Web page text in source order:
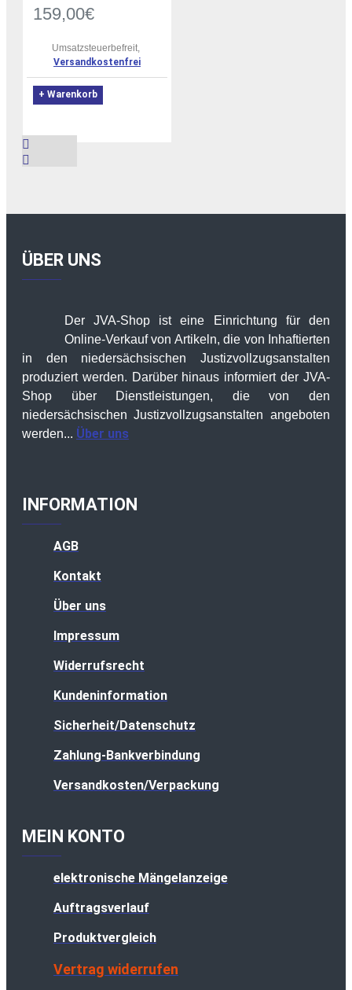
159,00€
Umsatzsteuerbefreit,
Versandkostenfrei
+ Warenkorb
ÜBER UNS
Der JVA-Shop ist eine Einrichtung für den
Online-Verkauf von Artikeln, die von Inhaftierten
in den niedersächsischen Justizvollzugsanstalten
produziert werden. Darüber hinaus informiert der JVA-
Shop über Dienstleistungen, die von den
niedersächsischen Justizvollzugsanstalten angeboten
werden... Über uns
INFORMATION
AGB
Kontakt
Über uns
Impressum
Widerrufsrecht
Kundeninformation
Sicherheit/Datenschutz
Zahlung-Bankverbindung
Versandkosten/Verpackung
MEIN KONTO
elektronische Mängelanzeige
Auftragsverlauf
Produktvergleich
Vertrag widerrufen